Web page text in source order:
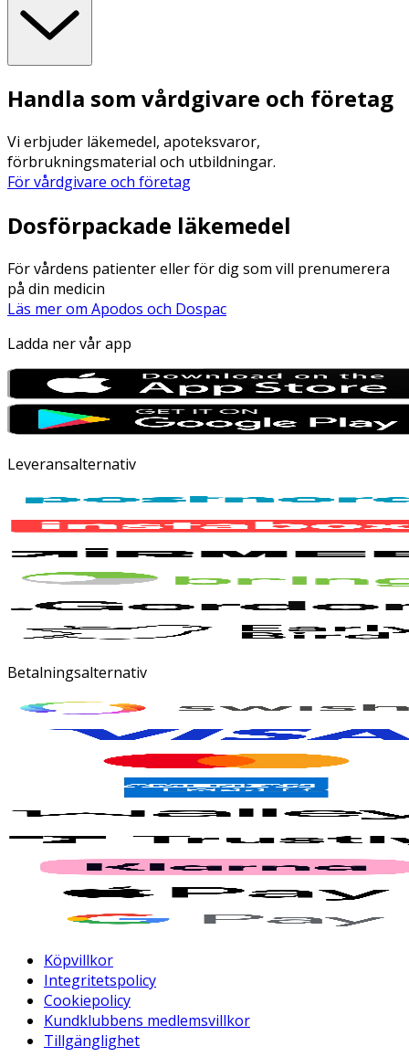
Handla som vårdgivare och företag
Vi erbjuder läkemedel, apoteksvaror,
förbrukningsmaterial och utbildningar.
För vårdgivare och företag
Dosförpackade läkemedel
För vårdens patienter eller för dig som vill prenumerera
på din medicin
Läs mer om Apodos och Dospac
Ladda ner vår app
Leveransalternativ
Betalningsalternativ
Köpvillkor
Integritetspolicy
Cookiepolicy
Kundklubbens medlemsvillkor
Tillgänglighet